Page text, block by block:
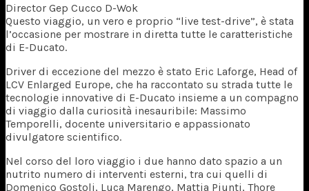
Director Gep Cucco D-Wok
Questo viaggio, un vero e proprio “live test-drive”, è stata
l’occasione per mostrare in diretta tutte le caratteristiche
di E-Ducato.
Driver di eccezione del mezzo è stato Eric Laforge, Head of
LCV Enlarged Europe, che ha raccontato su strada tutte le
tecnologie innovative di E-Ducato insieme a un compagno
di viaggio dalla curiosità inesauribile: Massimo
Temporelli, docente universitario e appassionato
divulgatore scientifico.
Nel corso del loro viaggio i due hanno dato spazio a un
nutrito numero di interventi esterni, tra cui quelli di
Domenico Gostoli, Luca Marengo, Mattia Piunti, Thore